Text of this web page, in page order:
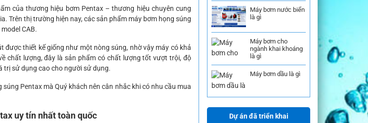
của thương hiệu bơm Pentax – thương hiệu chuyên cung
Trên thị trường hiện nay, các sản phẩm máy bơm họng súng
CAB.
được thiết kế giống như một nòng súng, nhờ vậy máy có khả
chất lượng, đây là sản phẩm có chất lượng tốt vượt trội, độ
trị sử dụng cao cho người sử dụng.
Pentax mà Quý khách nên cân nhắc khi có nhu cầu mua
uy tín nhất toàn quốc
Máy bơm nước biển
là gì
Máy bơm cho
ngành khai khoáng
là gì
Máy bơm dầu là gì
Dự án đã triển khai